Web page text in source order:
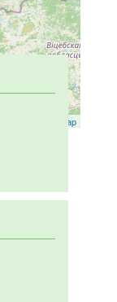
OpenStreetMap